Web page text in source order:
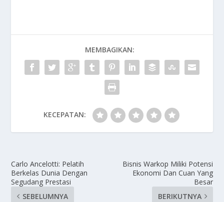
MEMBAGIKAN:
KECEPATAN:
Carlo Ancelotti: Pelatih
Berkelas Dunia Dengan
Segudang Prestasi
SEBELUMNYA
Bisnis Warkop Miliki Potensi
Ekonomi Dan Cuan Yang
Besar
BERIKUTNYA